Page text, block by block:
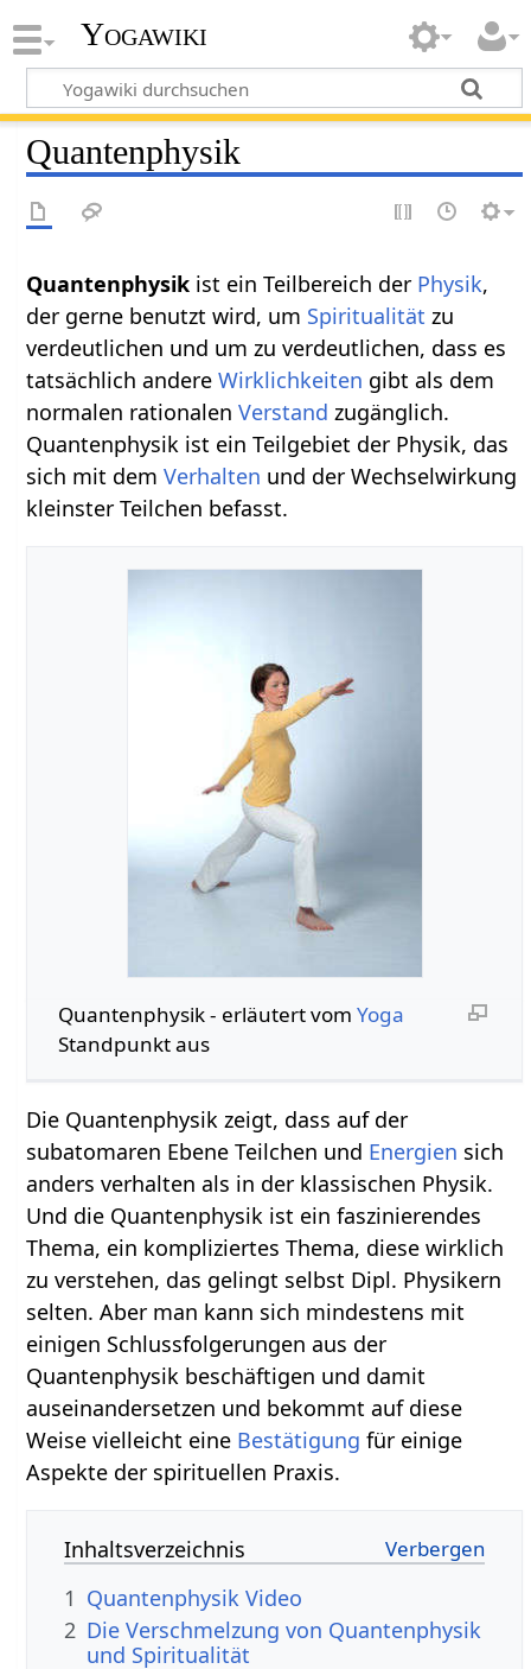
Yogawiki
Quantenphysik
ist ein Teilbereich der Physik,
der gerne benutzt wird, um Spiritualität zu
verdeutlichen und um zu verdeutlichen, dass es
tatsächlich andereWirklichkeiten gibt als dem
normalen rationalenVerstand zugänglich.
Quantenphysik ist ein Teilgebiet der Physik, das
sich mit demVerhalten und der Wechselwirkung
kleinster Teilchen befasst.
Quantenphysik‏‎ - erläutert vom Yoga
Standpunkt aus
Die Quantenphysik zeigt, dass auf der
subatomaren Ebene Teilchen und Energien sich
anders verhalten als in der klassischen Physik.
Und die Quantenphysik ist ein faszinierendes
Thema, ein kompliziertes Thema, diese wirklich
zu verstehen, das gelingt selbst Dipl. Physikern
selten. Aber man kann sich mindestens mit
einigen Schlussfolgerungen aus der
Quantenphysik beschäftigen und damit
auseinandersetzen und bekommt auf diese
Weise vielleicht eine Bestätigung für einige
Aspekte der spirituellen Praxis.
Inhaltsverzeichnis
1
Quantenphysik‏‎ Video
2 Die Verschmelzung von Quantenphysik
und Spiritualität